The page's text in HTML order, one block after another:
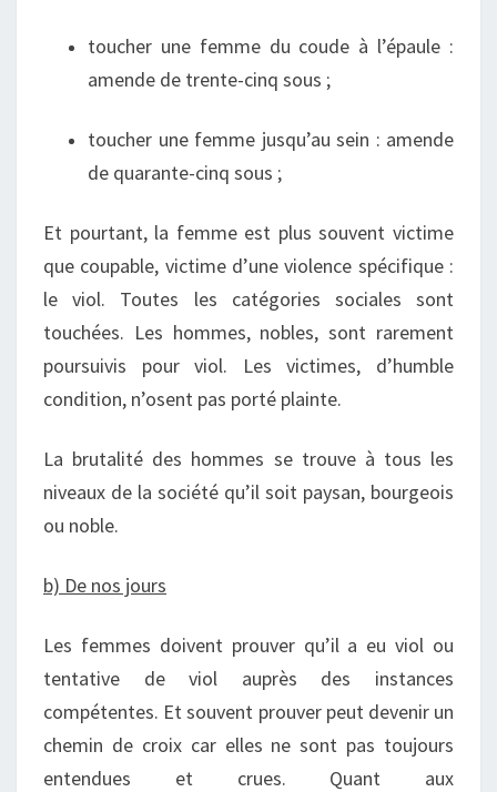
toucher une femme du coude à l’épaule :
amende de trente-cinq sous ;
toucher une femme jusqu’au sein : amende
de quarante-cinq sous ;
Et pourtant, la femme est plus souvent victime
que coupable, victime d’une violence spécifique :
le viol. Toutes les catégories sociales sont
touchées. Les hommes, nobles, sont rarement
poursuivis pour viol. Les victimes, d’humble
condition, n’osent pas porté plainte.
La brutalité des hommes se trouve à tous les
niveaux de la société qu’il soit paysan, bourgeois
ou noble.
b) De nos jours
Les femmes doivent prouver qu’il a eu viol ou
tentative de viol auprès des instances
compétentes. Et souvent prouver peut devenir un
chemin de croix car elles ne sont pas toujours
entendues et crues. Quant aux